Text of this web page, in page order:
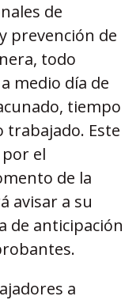
de
prevención de
todo
medio día de
tiempo
trabajado. Este
el
de la
avisar a su
de anticipación
a